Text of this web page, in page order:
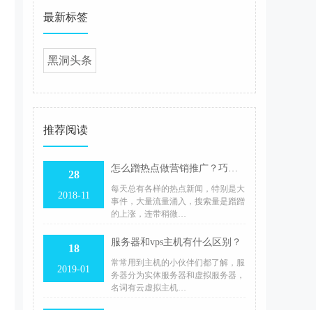
最新标签
黑洞头条
推荐阅读
28
2018-11
怎么蹭热点做营销推广？巧借势，打造爆文
每天总有各样的热点新闻，特别是大
事件，大量流量涌入，搜索量是蹭蹭
的上涨，连带稍微…
18
2019-01
服务器和vps主机有什么区别？
常常用到主机的小伙伴们都了解，服
务器分为实体服务器和虚拟服务器，
名词有云虚拟主机…